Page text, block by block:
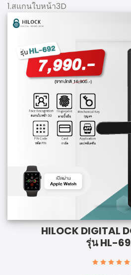
1.สแกนใบหน้า3D
HILOCK DIGITAL
รุ่น HL-